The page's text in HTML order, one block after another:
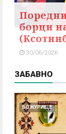
борци
30/06/2026
ЗАБАВНО
БОЖУРИЩЕ